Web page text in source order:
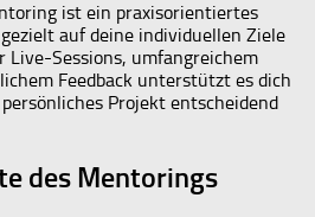
ist ein praxisorientiertes
auf deine individuellen Ziele
Sessions, umfangreichem
Feedback unterstützt es dich
Projekt entscheidend
des Mentorings